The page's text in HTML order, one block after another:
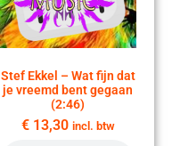
Stef Ekkel – Wat fijn dat
je vreemd bent gegaan
(2:46)
€13,30 incl. btw